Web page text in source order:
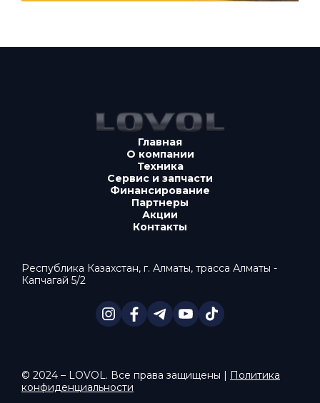
Главная
О компании
Техника
Сервис и запчасти
Финансирование
Партнеры
Акции
Контакты
Республика Казахстан, г. Алматы, трасса Алматы -
Капчагай 5/2
© 2024 – LOVOL. Все права защищены | Политика
конфиденциальности